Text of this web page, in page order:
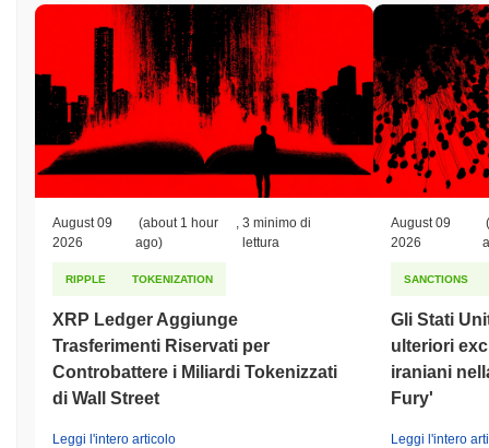
August 09
2026
(about 1 hour
ago)
3 minimo di
lettura
RIPPLE TOKENIZATION
XRP Ledger Aggiunge
Trasferimenti Riservati per
Controbattere i Miliardi Tokenizzati
di Wall Street
Leggi l'intero articolo
August 09
2026
SANCTIONS
Gli Stati
ulteriori
iraniani
Fury'
Leggi l'intero